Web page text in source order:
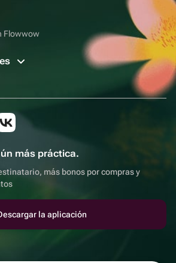
Flowwow
más práctica.
más bonos por compras y
la aplicación